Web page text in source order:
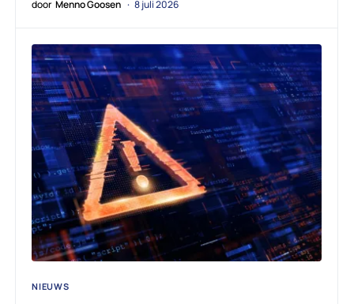
door Menno Goosen 8 juli 2026
NIEUWS